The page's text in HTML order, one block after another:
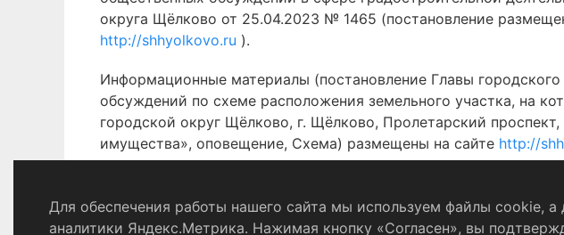
округа Щёлково от 25.04.2023 № 1465 (постановление
http://shhyolkovo.ru ).
Информационные материалы (постановление Главы
обсуждений по схеме расположения земельного участка, на
городской округ Щёлково, г. Щёлково, Пролетарский
имущества», оповещение, Схема) размещены на сайте http://
Политика конфиденциальности Согласие на
Для обеспечения работы нашего сайта мы используем файлы cookie,
аналитики Яндекс.Метрика. Нажимая кнопку «Согласен», вы